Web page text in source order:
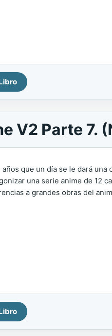
V2 Parte 7.
que un día se le dará
una serie anime de 12
a grandes obras del